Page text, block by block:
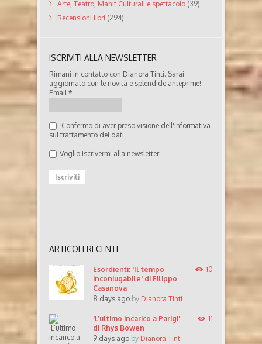
Arte, Teatro, Manif Culturali e spettacolo (39)
Recensioni libri (294)
ISCRIVITI ALLA NEWSLETTER
Rimani in contatto con Dianora Tinti. Sarai
aggiornato con le novità e splendide anteprime!
Email*
Confermo di aver preso visione dell'informativa
sul trattamento dei dati.
Voglio iscrivermi alla newsletter
ARTICOLI RECENTI
Esordienti: 'Il tempo
inconiugabile' di Filippo
Casanova
8 days ago by Dianora Tinti
10
'L’ultimo incarico a Parigi'
di Rhys Bowen
9 days ago by Dianora Tinti
11